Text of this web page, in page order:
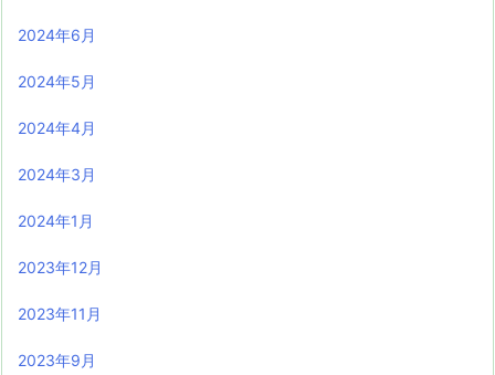
2024年6月
2024年5月
2024年4月
2024年3月
2024年1月
2023年12月
2023年11月
2023年9月